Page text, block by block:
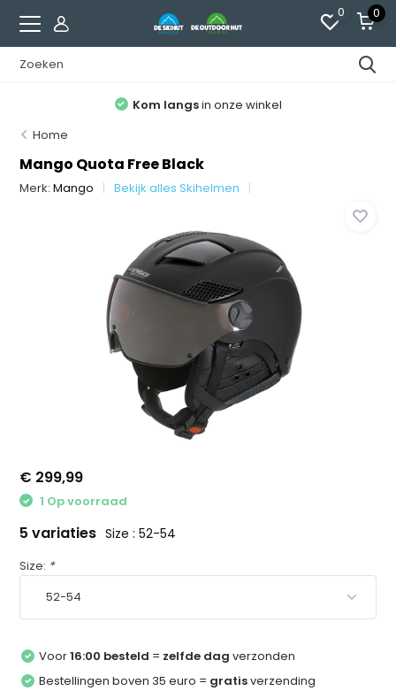
0 0
Kom langsin onze winkel
Home
Mango Quota Free Black
Merk:Mango Bekijk alles Skihelmen
€ 299,99
1 Op voorraad
5 variaties Size : 52-54
Size: *
Voor16:00 besteld = zelfde dag verzonden
Bestellingen boven 35 euro = gratisverzending